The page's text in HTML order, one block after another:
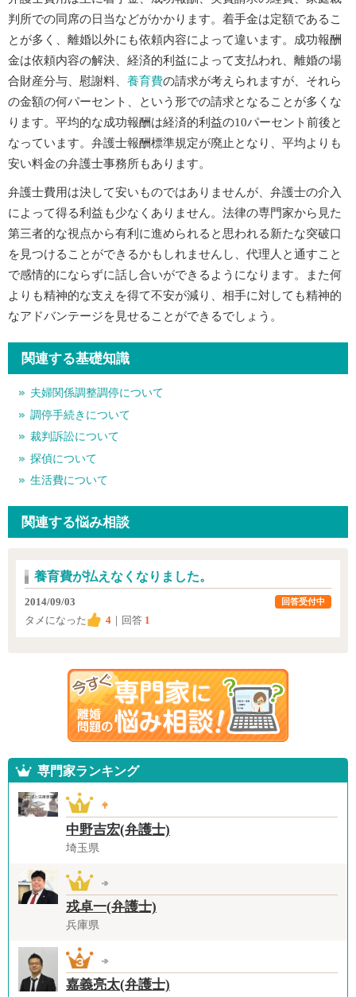
判所での同席の日当などがかかります。着手金は定額であるこ
とが多く、離婚以外にも依頼内容によって違います。成功報酬
金は依頼内容の解決、経済的利益によって支払われ、離婚の場
合財産分与、慰謝料、 養育費の請求が考えられますが、それら
の金額の何パーセント、という形での請求となることが多くな
ります。平均的な成功報酬は経済的利益の10パーセント前後と
なっています。弁護士報酬標準規定が廃止となり、平均よりも
安い料金の弁護士事務所もあります。
弁護士費用は決して安いものではありませんが、弁護士の介入
によって得る利益も少なくありません。法律の専門家から見た
第三者的な視点から有利に進められると思われる新たな突破口
を見つけることができるかもしれませんし、代理人と通すこと
で感情的にならずに話し合いができるようになります。また何
よりも精神的な支えを得て不安が減り、相手に対しても精神的
なアドバンテージを見せることができるでしょう。
関連する基礎知識
夫婦関係調整調停について
調停手続きについて
裁判訴訟について
探偵について
生活費について
関連する悩み相談
養育費が払えなくなりました。
2014/09/03
タメになった
4 ｜回答 1
回答受付中
専門家ランキング
中野吉宏(弁護士)
埼玉県
戎卓一(弁護士)
兵庫県
嘉義亮太(弁護士)